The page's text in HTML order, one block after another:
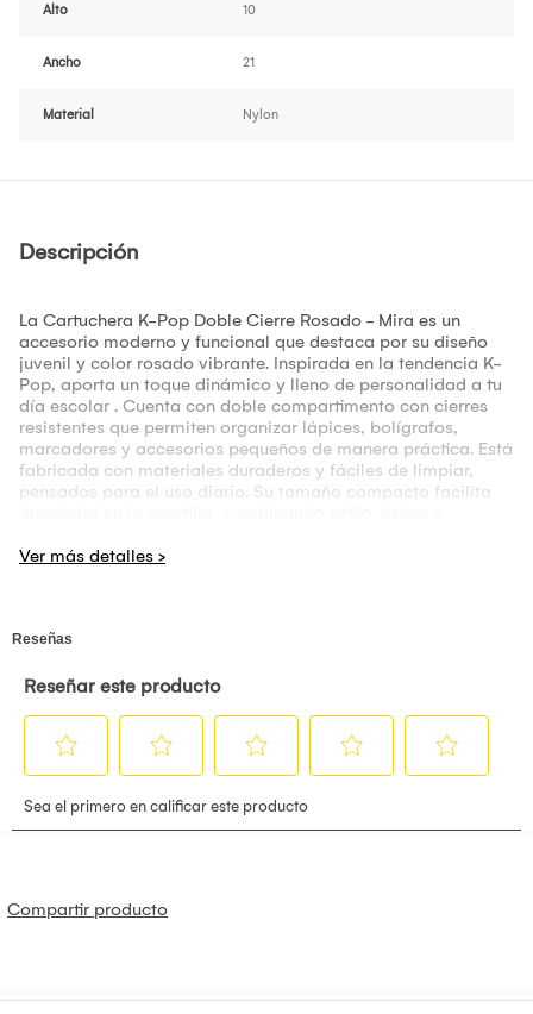
Alto 10
Ancho 21
Material Nylon
Descripción
La Cartuchera K-Pop Doble Cierre Rosado - Mira es un
accesorio moderno y funcional que destaca por su diseño
juvenil y color rosado vibrante. Inspirada en la tendencia K-
Pop, aporta un toque dinámico y lleno de personalidad a tu
día escolar . Cuenta con doble compartimento con cierres
resistentes que permiten organizar lápices, bolígrafos,
marcadores y accesorios pequeños de manera práctica. Está
fabricada con materiales duraderos y fáciles de limpiar,
pensados para el uso diario. Su tamaño compacto facilita
Compartir producto